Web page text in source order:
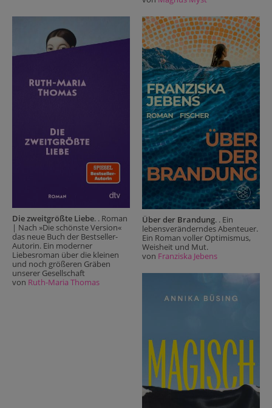
Die zweitgrößte Liebe. . Roman
| Nach »Die schönste Version«
das neue Buch der Bestseller-
Autorin. Ein moderner
Liebesroman über die kleinen
und noch größeren Gräben
unserer Gesellschaft
von Ruth-Maria Thomas
Über der Brandung. . Ein
lebensveränderndes Abenteuer.
Ein Roman voller Optimismus,
Weisheit und Mut.
von Franziska Jebens